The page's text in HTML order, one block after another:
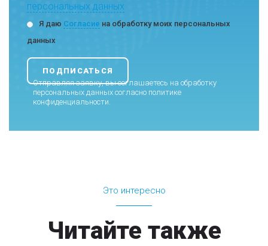
персональных данных
Я даю Согласие на обработку моих персональных
данных
Отправляя заявку, вы соглашаетесь на обработку
персональных данных согласно политике
конфиденциальности.
Это интересно
Читайте также